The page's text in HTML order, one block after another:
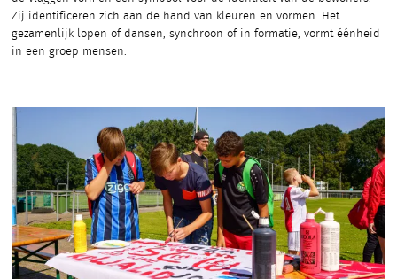
Zij identificeren zich aan de hand van kleuren en vormen. Het
gezamenlijk lopen of dansen, synchroon of in formatie, vormt éénheid
in een groep mensen.